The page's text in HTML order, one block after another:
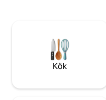
och säkerhet dygnet runt
kan checka in sent. Lägenheten
erbjuder;
gratis och snabbt wifi,
gratis under jord och 24
Kök